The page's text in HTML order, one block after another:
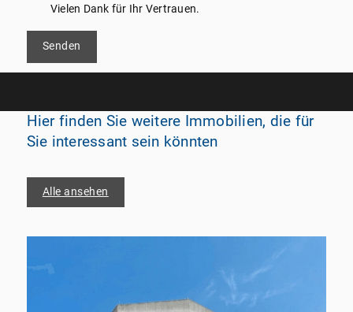
Vielen Dank für Ihr Vertrauen.
Senden
Hier finden Sie weitere Immobilien, die für
Sie interessant sein könnten
Alle ansehen